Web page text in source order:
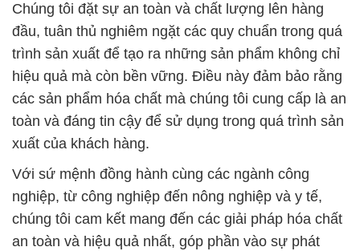
Chúng tôi đặt sự an toàn và chất lượng lên hàng
đầu, tuân thủ nghiêm ngặt các quy chuẩn trong quá
trình sản xuất để tạo ra những sản phẩm không chỉ
hiệu quả mà còn bền vững. Điều này đảm bảo rằng
các sản phẩm hóa chất mà chúng tôi cung cấp là an
toàn và đáng tin cậy để sử dụng trong quá trình sản
xuất của khách hàng.
Với sứ mệnh đồng hành cùng các ngành công
nghiệp, từ công nghiệp đến nông nghiệp và y tế,
chúng tôi cam kết mang đến các giải pháp hóa chất
an toàn và hiệu quả nhất, góp phần vào sự phát